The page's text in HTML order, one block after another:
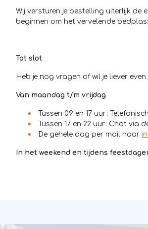
Wij versturen je bestelling uiterlijk de
beginnen om het vervelende
Tot slot
Heb je nog vragen of wil je liever
Van maandag t/m vrijdag
Tussen 09 en 17 uur:
Tussen 17 en 22 uur: Chat via
De gehele dag per mail naar
In het weekend en tijdens